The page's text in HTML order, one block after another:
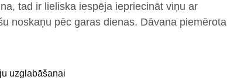
tad ir lieliska iespēja iepriecināt viņu ar
noskaņu pēc garas dienas. Dāvana piemērota
uzglabāšanai